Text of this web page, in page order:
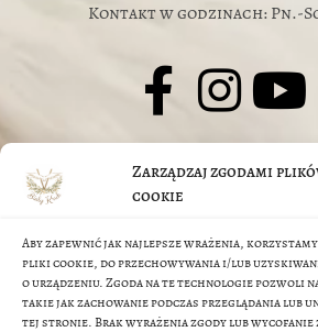
Zarządzaj zgodami
cookie
Aby zapewnić jak najlepsze wrażenia,
pliki cookie, do przechowywania i/lub
o urządzeniu. Zgoda na te technologie pozwoli
takie jak zachowanie podczas przeglądania lub
tej stronie. Brak wyrażenia zgody lub wycofanie
Kontakt w godzinach: Pn.-
© J.Jarczyk-Skutnik,
FAQ
Regulamin sklepu